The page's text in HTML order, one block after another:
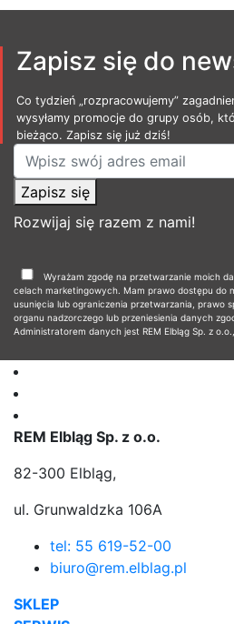
Zapisz się do
Co tydzień „rozpracowujemy”
wysyłamy promocje do grupy osób,
bieżąco. Zapisz się już dziś!
Zapisz się
Rozwijaj się razem z nami!
Wyrażam zgodę na przetwarzanie moich
celach marketingowych. Mam prawo dostępu do
usunięcia lub ograniczenia przetwarzania, prawo
organu nadzorczego lub przeniesienia danych
Administratorem danych jest REM Elbląg Sp. z
REM Elbląg Sp. z o.o.
82-300 Elbląg,
ul. Grunwaldzka 106A
tel: 55 619-52-00
biuro@rem.elblag.pl
SKLEP